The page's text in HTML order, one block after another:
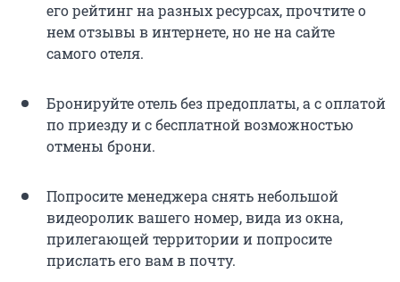
его рейтинг на разных ресурсах, прочтите о
нем отзывы в интернете, но не на сайте
самого отеля.
Бронируйте отель без предоплаты, а с оплатой
по приезду и с бесплатной возможностью
отмены брони.
Попросите менеджера снять небольшой
видеоролик вашего номер, вида из окна,
прилегающей территории и попросите
прислать его вам в почту.